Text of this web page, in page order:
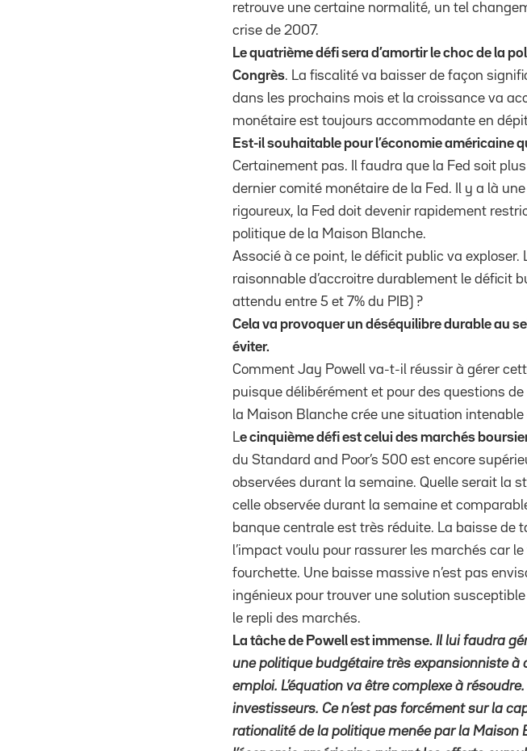
retrouve une certaine normalité, un tel
crise de 2007.
Le quatrième défi sera d’amortir le choc de la
Congrès. La fiscalité va baisser de façon
dans les prochains mois et la croissance va
monétaire est toujours accommodante en
Est-il souhaitable pour l’économie américaine
Certainement pas. Il faudra que la Fed soit
dernier comité monétaire de la Fed. Il y a là
rigoureux, la Fed doit devenir rapidement
politique de la Maison Blanche.
Associé à ce point, le déficit public va exploser.
raisonnable d’accroitre durablement le déficit
attendu entre 5 et 7% du PIB) ?
Cela va provoquer un déséquilibre durable au
éviter.
Comment Jay Powell va-t-il réussir à gérer
puisque délibérément et pour des questions
la Maison Blanche crée une situation
Le cinquième défi est celui des marchés
du Standard and Poor’s 500 est encore
observées durant la semaine. Quelle serait la
celle observée durant la semaine et
banque centrale est très réduite. La baisse
l’impact voulu pour rassurer les marchés car
fourchette. Une baisse massive n’est pas
ingénieux pour trouver une solution
le repli des marchés.
La tâche de Powell est immense. Il lui faudra
une politique budgétaire très expansionniste à
emploi. L’équation va être complexe à
investisseurs. Ce n’est pas forcément sur la
rationalité de la politique menée par la Maison